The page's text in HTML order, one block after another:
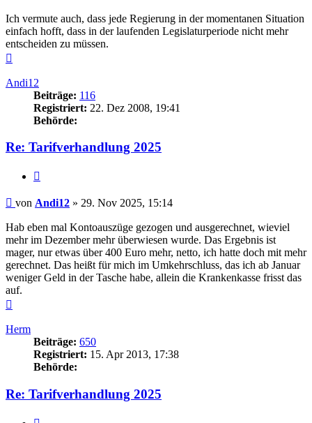
Ich vermute auch, dass jede Regierung in der momentanen Situation
einfach hofft, dass in der laufenden Legislaturperiode nicht mehr
entscheiden zu müssen.
Andi12
Beiträge: 116
Registriert: 22. Dez 2008, 19:41
Behörde:
Re: Tarifverhandlung 2025
Beitrag
von Andi12 » 29. Nov 2025, 15:14
Hab eben mal Kontoauszüge gezogen und ausgerechnet, wieviel
mehr im Dezember mehr überwiesen wurde. Das Ergebnis ist
mager, nur etwas über 400 Euro mehr, netto, ich hatte doch mit mehr
gerechnet. Das heißt für mich im Umkehrschluss, das ich ab Januar
weniger Geld in der Tasche habe, allein die Krankenkasse frisst das
auf.
Herm
Beiträge: 650
Registriert: 15. Apr 2013, 17:38
Behörde:
Re: Tarifverhandlung 2025